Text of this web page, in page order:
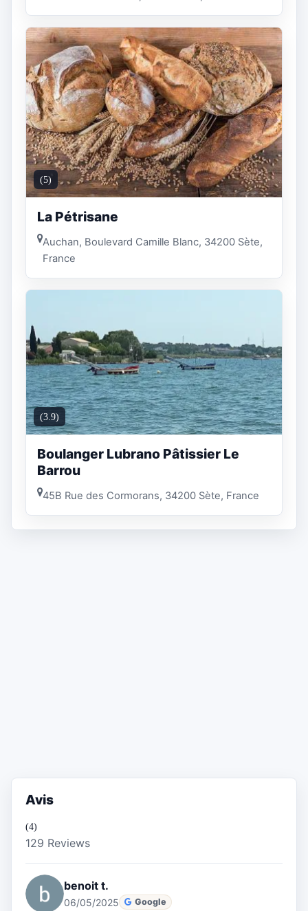
(5)
La Pétrisane
Auchan, Boulevard Camille Blanc, 34200 Sète,
France
(3.9)
Boulanger Lubrano Pâtissier Le
Barrou
45B Rue des Cormorans, 34200 Sète, France
Avis
(4)
129 Reviews
benoit t.
06/05/2025 Google